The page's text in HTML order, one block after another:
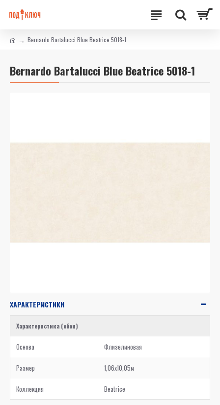
Bernardo Bartalucci Blue Beatrice 5018-1
Bernardo Bartalucci Blue Beatrice 5018-1
ХАРАКТЕРИСТИКИ
Характеристика (обои)
Основа Флизелиновая
Размер 1,06x10,05м
Коллекция Beatrice